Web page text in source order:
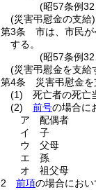
(昭57条例
(災害弔慰金の支給)
第3条
市は、市民
する。
(昭57条例
(災害弔慰金を支給
第4条
災害弔慰金
(1)
死亡者の死亡
(2)
前号の場合に
ア
配偶者
イ
子
ウ
父母
エ
孫
オ
祖父母
2
前項の場合にお